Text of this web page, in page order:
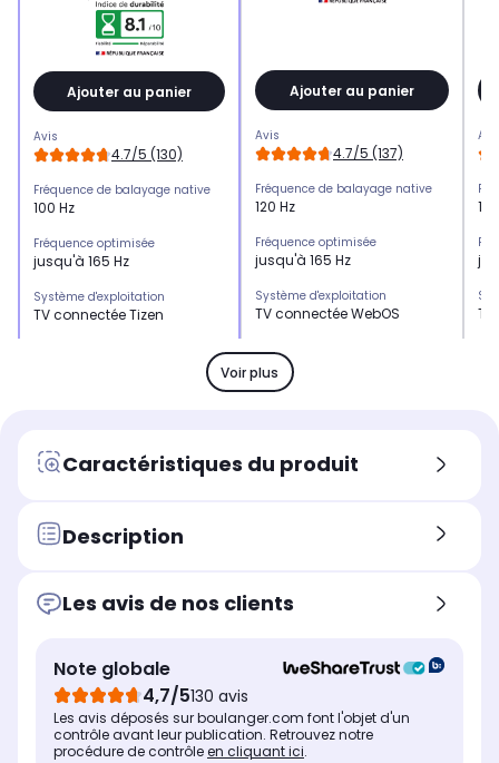
Ajouter au panier
Avis
4.7/5 (130)
Fréquence de balayage native
100 Hz
Fréquence optimisée
jusqu'à 165 Hz
Système d'exploitation
TV connectée Tizen
USB
x4
70 Watts
Le + produit
contenus peu importe la
luminosité de la pièce
Puissance
70 Watts
Ajouter au panier
Avis
4.7/5 (137)
Fréquence de balayage native
120 Hz
Fréquence optimisée
jusqu'à 165 Hz
Système d'exploitation
TV connectée WebOS
HDMI 2.1
x4
USB
x3
noir absolu et performances
ultimes, découvrez le
Puissance
60 Watts
Voir plus
Caractéristiques du produit
Description
Les avis de nos clients
Note globale
4,7/5130 avis
Les avis déposés sur boulanger.com font l'objet d'un
contrôle avant leur publication. Retrouvez notre
procédure de contrôleen cliquant ici.